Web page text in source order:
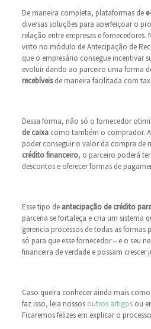
De maneira completa, plataformas de
diversas soluções para aperfeiçoar o
relação entre empresas e fornecedores.
visto no módulo de Antecipação de
que o empresário consegue incentivar
evoluir dando ao parceiro uma forma
recebíveisde maneira facilitada com
Dessa forma, não só o fornecedor
de caixa como também o comprador.
poder conseguir o valor da compra de
crédito financeiro, o parceiro poderá
descontos e oferecer formas de
Esse tipo deantecipação de crédito
parceria se fortaleça e cria um sistema
gerencia processos de todas as formas
só para que esse fornecedor – e o seu
financeira de verdade e possam crescer
Caso queira conhecer ainda mais
faz isso, leia nossos outros artigosou
Ficaremos felizes em explicar o